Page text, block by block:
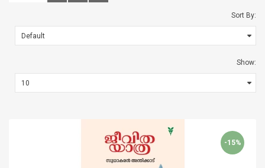
Sort By:
Show:
-15%